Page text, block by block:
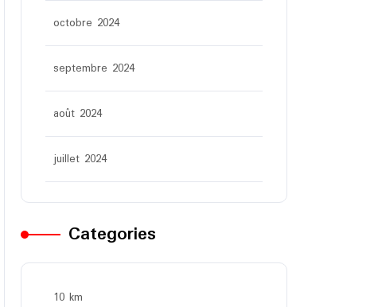
octobre 2024
septembre 2024
août 2024
juillet 2024
Categories
10 km